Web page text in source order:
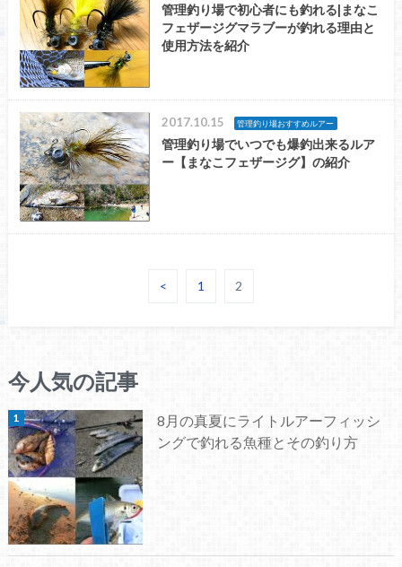
管理釣り場で初心者にも釣れる|まなこ
フェザージグマラブーが釣れる理由と
使用方法を紹介
2017.10.15 管理釣り場おすすめルアー
管理釣り場でいつでも爆釣出来るルア
ー【まなこフェザージグ】の紹介
< 1 2
今人気の記事
8月の真夏にライトルアーフィッシ
ングで釣れる魚種とその釣り方